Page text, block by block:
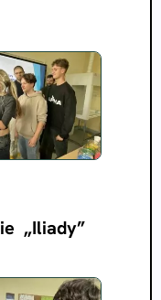
„Iliady”